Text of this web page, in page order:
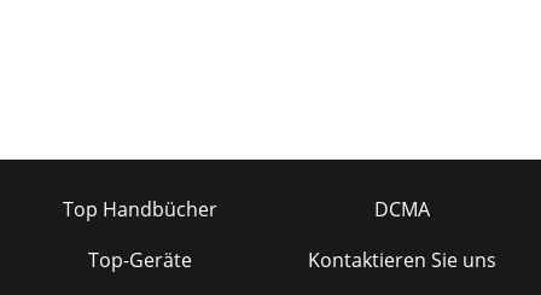
Top Handbücher
Top-Geräte
DCMA
Kontaktieren Sie uns